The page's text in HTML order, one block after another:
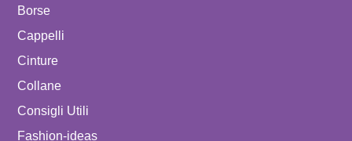
Borse
Cappelli
Cinture
Collane
Consigli Utili
Fashion-ideas